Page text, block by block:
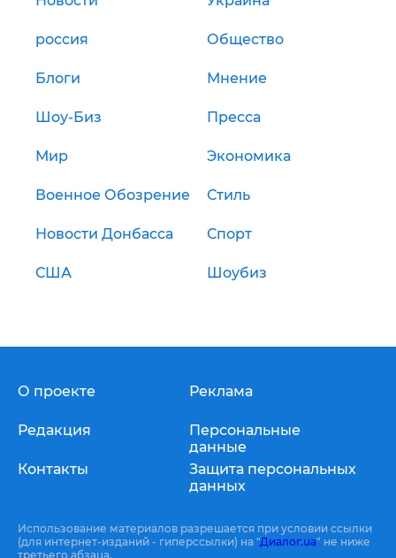
россия Общество
Блоги Мнение
Шоу-Биз Пресса
Мир Экономика
Военное Обозрение Стиль
Новости Донбасса Спорт
США Шоубиз
О проекте
Редакция
Контакты
Реклама
Персональные
данные
Защита персональных
данных
Использование материалов разрешается при условии ссылки
(для интернет-изданий - гиперссылки) на "Диалог.ua" не ниже
третьего абзаца.